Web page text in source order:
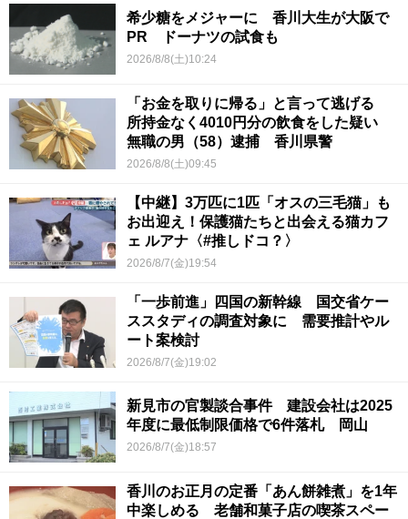
希少糖をメジャーに 香川大生が大阪で
PR ドーナツの試食も
2026/8/8(土)10:24
「お金を取りに帰る」と言って逃げる
所持金なく4010円分の飲食をした疑い
無職の男（58）逮捕 香川県警
2026/8/8(土)09:45
【中継】3万匹に1匹「オスの三毛猫」も
お出迎え！保護猫たちと出会える猫カフ
ェ ルアナ〈#推しドコ？〉
2026/8/7(金)19:54
「一歩前進」四国の新幹線 国交省ケー
ススタディの調査対象に 需要推計やル
ート案検討
2026/8/7(金)19:02
新見市の官製談合事件 建設会社は2025
年度に最低制限価格で6件落札 岡山
2026/8/7(金)18:57
香川のお正月の定番「あん餅雑煮」を1年
中楽しめる 老舗和菓子店の喫茶スペー